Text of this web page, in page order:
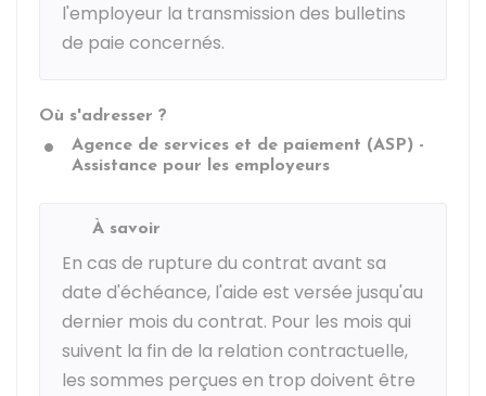
l'employeur la transmission des bulletins
de paie concernés.
Où s'adresser ?
Agence de services et de paiement (ASP) -
Assistance pour les employeurs
À savoir
En cas de rupture du contrat avant sa
date d'échéance, l'aide est versée jusqu'au
dernier mois du contrat. Pour les mois qui
suivent la fin de la relation contractuelle,
les sommes perçues en trop doivent être